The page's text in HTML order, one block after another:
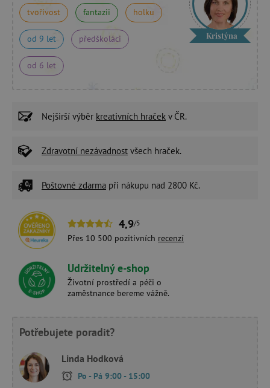
tvořivost fantazii holku
od 9 let předškoláci
od 6 let
Kristýna
Nejširší výběr kreativních hraček v ČR.
Zdravotní nezávadnost všech hraček.
Poštovné zdarma při nákupu nad 2800 Kč.
4,9/5
Přes 10 500 pozitivních recenzí
Udržitelný e-shop
Životní prostředí a péči o
zaměstnance bereme vážně.
Potřebujete poradit?
Linda Hodková
Po - Pá 9:00 - 15:00